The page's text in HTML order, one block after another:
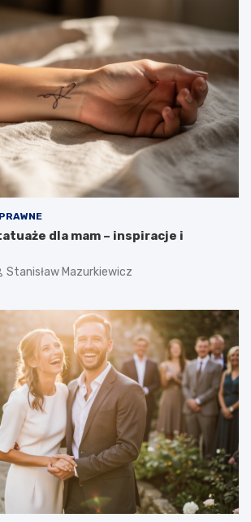
dla mam – inspiracje i
Stanisław Mazurkiewicz